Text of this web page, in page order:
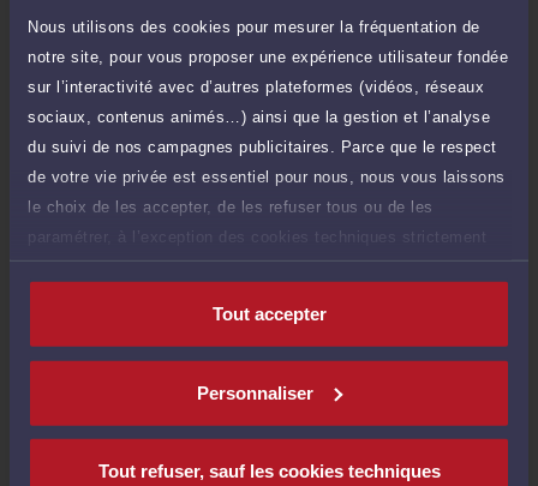
Nous utilisons des cookies pour mesurer la fréquentation de
notre site, pour vous proposer une expérience utilisateur fondée
sur l’interactivité avec d’autres plateformes (vidéos, réseaux
sociaux, contenus animés…) ainsi que la gestion et l’analyse
du suivi de nos campagnes publicitaires. Parce que le respect
de votre vie privée est essentiel pour nous, nous vous laissons
le choix de les accepter, de les refuser tous ou de les
paramétrer, à l’exception des cookies techniques strictement
nécessaires au fonctionnement du site.
Tout accepter
Personnaliser
Tout refuser, sauf les cookies techniques
Vous souhaitez payer une facture ou des
honoraires à l’avocat par Carte Bancaire.
Payer
Compétences
Droit de la famille, des personnes et de leur patrimoine